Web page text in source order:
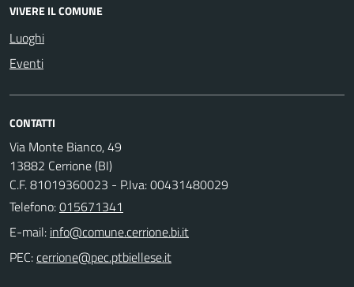
VIVERE IL COMUNE
Luoghi
Eventi
CONTATTI
Via Monte Bianco, 49
13882 Cerrione (BI)
C.F. 81019360023 - P.Iva: 00431480029
Telefono:015671341
E-mail:
PEC: